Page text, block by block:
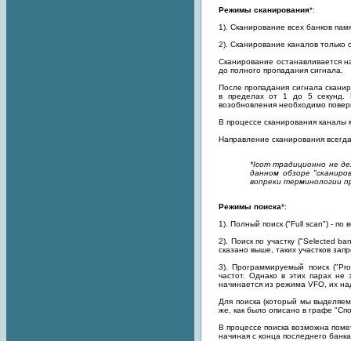
Режимы сканирования*:
1). Сканирование всех банков
2). Сканирование каналов только
Сканирование останавливается
до полного пропадания сигнала.
После пропадания сигнала
в пределах от 1 до 5 секунд.
возобновления необходимо
В процессе сканирования каналы
Направление сканирования
*Icom традиционно не
данном обзоре
вопреки терминологии
Режимы поиска*:
1). Полный поиск ("Full scan") - по
2). Поиск по участку ("Selected
сказано выше, таких участков
3). Программируемый поиск
частот. Однако в этих парах не
начинается из режима VFO, их
Для поиска (который мы
же, как было описано в графе
В процессе поиска возможна
начиная с конца последнего